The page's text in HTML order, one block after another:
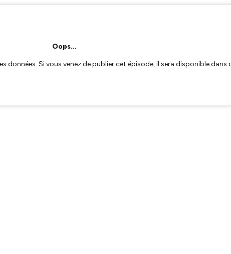
Oops…
données. Si vous venez de publier cet épisode, il sera disponible dans